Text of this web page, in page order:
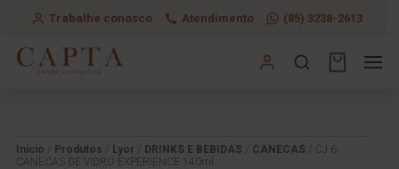
Trabalhe conosco Atendimento (85) 3238-2613
Início Produtos Lyor DRINKS E BEBIDAS CANECAS / CJ 6
CANECAS DE VIDRO EXPERIENCE 140ml